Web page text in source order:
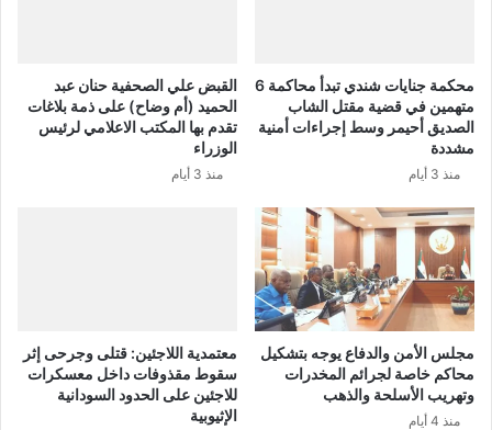
محكمة جنايات شندي تبدأ محاكمة 6
متهمين في قضية مقتل الشاب
الصديق أحيمر وسط إجراءات أمنية
مشددة
منذ 3 أيام
القبض علي الصحفية حنان عبد
الحميد (أم وضاح) على ذمة بلاغات
تقدم بها المكتب الاعلامي لرئيس
الوزراء
منذ 3 أيام
مجلس الأمن والدفاع يوجه بتشكيل
محاكم خاصة لجرائم المخدرات
وتهريب الأسلحة والذهب
منذ 4 أيام
معتمدية اللاجئين: قتلى وجرحى إثر
سقوط مقذوفات داخل معسكرات
للاجئين على الحدود السودانية
الإثيوبية